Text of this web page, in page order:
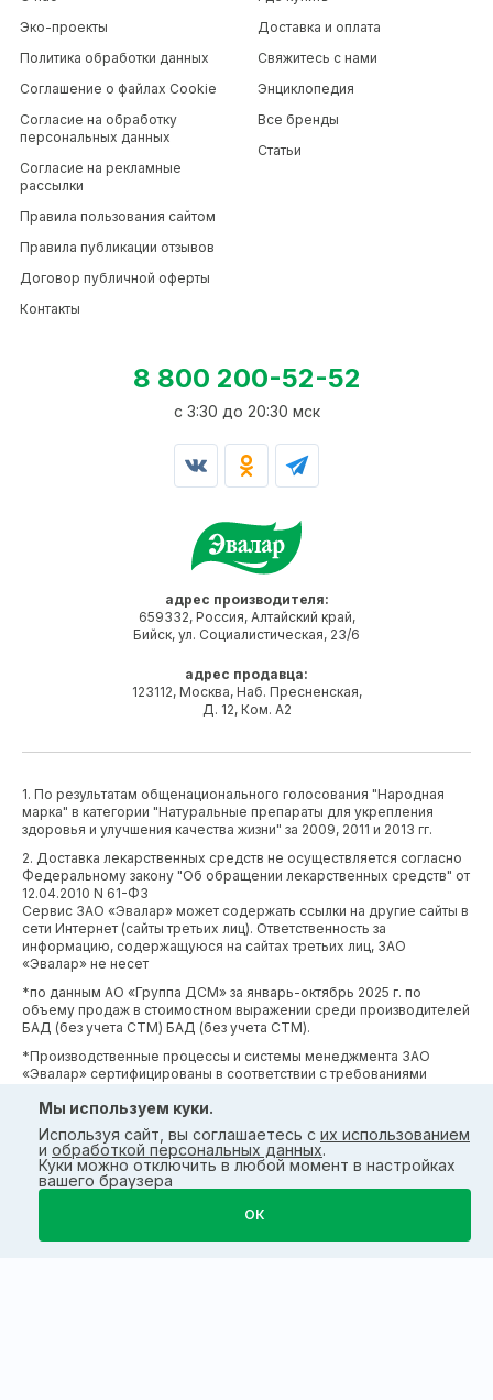
адрес производителя:
659332, Россия, Алтайский край,
Бийск, ул. Социалистическая, 23/6
адрес продавца:
123112, Москва, Наб. Пресненская,
Д. 12, Ком. А2
Эко-проекты
Политика обработки данных
Соглашение о файлах Cookie
Согласие на обработку
персональных данных
Согласие на рекламные
рассылки
Правила пользования сайтом
Правила публикации отзывов
Договор публичной оферты
Контакты
Доставка и оплата
Свяжитесь с нами
Энциклопедия
Все бренды
Статьи
8 800 200-52-52
c 3:30 до 20:30 мск
1. По результатам общенационального голосования "Народная
марка" в категории "Натуральные препараты для укрепления
здоровья и улучшения качества жизни" за 2009, 2011 и 2013 гг.
2. Доставка лекарственных средств не осуществляется согласно
Федеральному закону "Об обращении лекарственных средств" от
12.04.2010 N 61-ФЗ
Сервис ЗАО «Эвалар» может содержать ссылки на другие сайты в
сети Интернет (сайты третьих лиц). Ответственность за
информацию, содержащуюся на сайтах третьих лиц, ЗАО
«Эвалар» не несет
*по данным АО «Группа ДСМ» за январь-октябрь 2025 г. по
объему продаж в стоимостном выражении среди производителей
БАД (без учета СТМ) БАД (без учета СТМ).
*Производственные процессы и системы менеджмента ЗАО
«Эвалар» сертифицированы в соответствии с требованиями
Мы используем куки.
Используя сайт, вы соглашаетесь с их использованием
и обработкой персональных данных.
Куки можно отключить в любой момент в настройках
вашего браузера
ОК